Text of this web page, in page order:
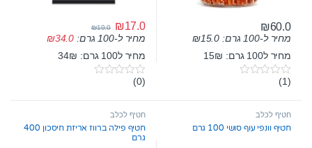
₪60.0
מחיר ל-100 גרם: ₪15.0
מחיר ל100 גרם: 15₪
0
t
f
(1)
₪17.0
₪19.0
מחיר ל-100 גרם: ₪34.0
מחיר ל100 גרם: 34₪
0
t
f
5
(0)
חטיף לכלב
חטיף וונפי עוף סושי 100 גרם
חטיף לכלב
חטיף פילה ברווז אריזת חיסכון 400
גרם